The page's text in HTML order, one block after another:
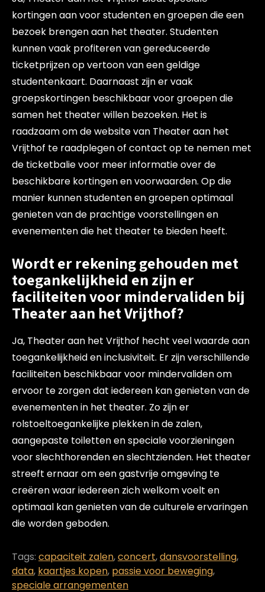
kortingen aan voor studenten en groepen die een
bezoek brengen aan het theater. Studenten
kunnen vaak profiteren van gereduceerde
ticketprijzen op vertoon van een geldige
studentenkaart. Daarnaast zijn er vaak
groepskortingen beschikbaar voor groepen die
samen het theater willen bezoeken. Het is
raadzaam om de website van Theater aan het
Vrijthof te raadplegen of contact op te nemen met
de ticketbalie voor meer informatie over de
beschikbare kortingen en voorwaarden. Op die
manier kunnen studenten en groepen optimaal
genieten van de prachtige voorstellingen en
evenementen die het theater te bieden heeft.
Wordt er rekening gehouden met
toegankelijkheid en zijn er
faciliteiten voor mindervaliden bij
Theater aan het Vrijthof?
Ja, Theater aan het Vrijthof hecht veel waarde aan
toegankelijkheid en inclusiviteit. Er zijn verschillende
faciliteiten beschikbaar voor mindervaliden om
ervoor te zorgen dat iedereen kan genieten van de
evenementen in het theater. Zo zijn er
rolstoeltoegankelijke plekken in de zalen,
aangepaste toiletten en speciale voorzieningen
voor slechthorenden en slechtzienden. Het theater
streeft ernaar om een gastvrije omgeving te
creëren waar iedereen zich welkom voelt en
optimaal kan genieten van de culturele ervaringen
die worden geboden.
Tags: capaciteit zalen,concert,dansvoorstelling,
data, kaartjes kopen, passie voor beweging,
speciale arrangementen